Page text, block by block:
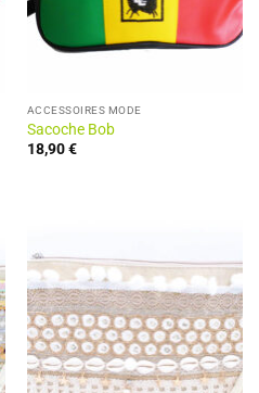
ACCESSOIRES MODE
Sacoche Bob
18,90€